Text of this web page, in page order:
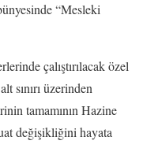
“Mesleki
çalıştırılacak özel
sınırı üzerinden
tamamının Hazine
değişikliğini hayata